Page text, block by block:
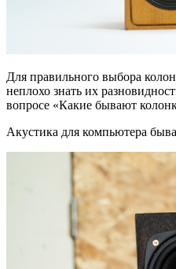
Для правильного выбора
неплохо знать их
вопросе «Какие бывают
Акустика для компьютера